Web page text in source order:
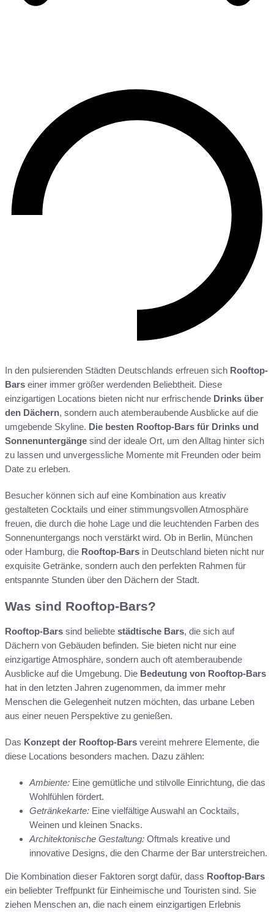
In den pulsierenden Städten Deutschlands erfreuen sich Rooftop-
Bars einer immer größer werdenden Beliebtheit. Diese
einzigartigen Locations bieten nicht nur erfrischende Drinks über
den Dächern, sondern auch atemberaubende Ausblicke auf die
umgebende Skyline. Die besten Rooftop-Bars für Drinks und
Sonnenuntergänge sind der ideale Ort, um den Alltag hinter sich
zu lassen und unvergessliche Momente mit Freunden oder beim
Date zu erleben.
Besucher können sich auf eine Kombination aus kreativ
gestalteten Cocktails und einer stimmungsvollen Atmosphäre
freuen, die durch die hohe Lage und die leuchtenden Farben des
Sonnenuntergangs noch verstärkt wird. Ob in Berlin, München
oder Hamburg, die Rooftop-Bars in Deutschland bieten nicht nur
exquisite Getränke, sondern auch den perfekten Rahmen für
entspannte Stunden über den Dächern der Stadt.
Was sind Rooftop-Bars?
Rooftop-Bars sind beliebte städtische Bars, die sich auf
Dächern von Gebäuden befinden. Sie bieten nicht nur eine
einzigartige Atmosphäre, sondern auch oft atemberaubende
Ausblicke auf die Umgebung. Die Bedeutung von Rooftop-Bars
hat in den letzten Jahren zugenommen, da immer mehr
Menschen die Gelegenheit nutzen möchten, das urbane Leben
aus einer neuen Perspektive zu genießen.
Das Konzept der Rooftop-Bars vereint mehrere Elemente, die
diese Locations besonders machen. Dazu zählen:
Ambiente: Eine gemütliche und stilvolle Einrichtung, die das
Wohlfühlen fördert.
Getränkekarte: Eine vielfältige Auswahl an Cocktails,
Weinen und kleinen Snacks.
Architektonische Gestaltung: Oftmals kreative und
innovative Designs, die den Charme der Bar unterstreichen.
Die Kombination dieser Faktoren sorgt dafür, dass Rooftop-Bars
ein beliebter Treffpunkt für Einheimische und Touristen sind. Sie
ziehen Menschen an, die nach einem einzigartigen Erlebnis